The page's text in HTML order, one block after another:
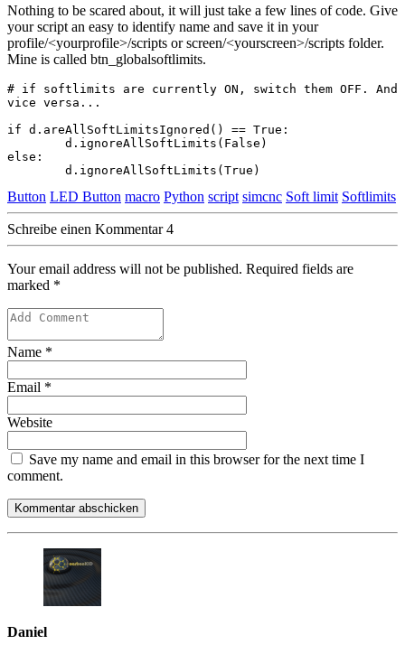
Nothing to be scared about, it will just take a few lines of code. Give
your script an easy to identify name and save it in your
profile/<yourprofile>/scripts or screen/<yourscreen>/scripts folder.
Mine is called btn_globalsoftlimits.
# if softlimits are currently ON, switch them OFF. And
vice versa...
if d.areAllSoftLimitsIgnored() == True:
else:
	d.ignoreAllSoftLimits(True)
Button LED Button macro Python script simcnc Soft limit Softlimits
Schreibe einen Kommentar4
Your email address will not be published. Required fields are
marked *
Name *
Email *
Website
Save my name and email in this browser for the next time I
comment.
Daniel